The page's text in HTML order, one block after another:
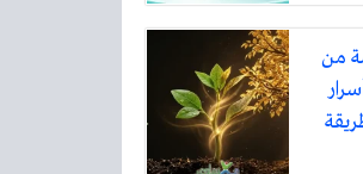
من
2026: أسرار